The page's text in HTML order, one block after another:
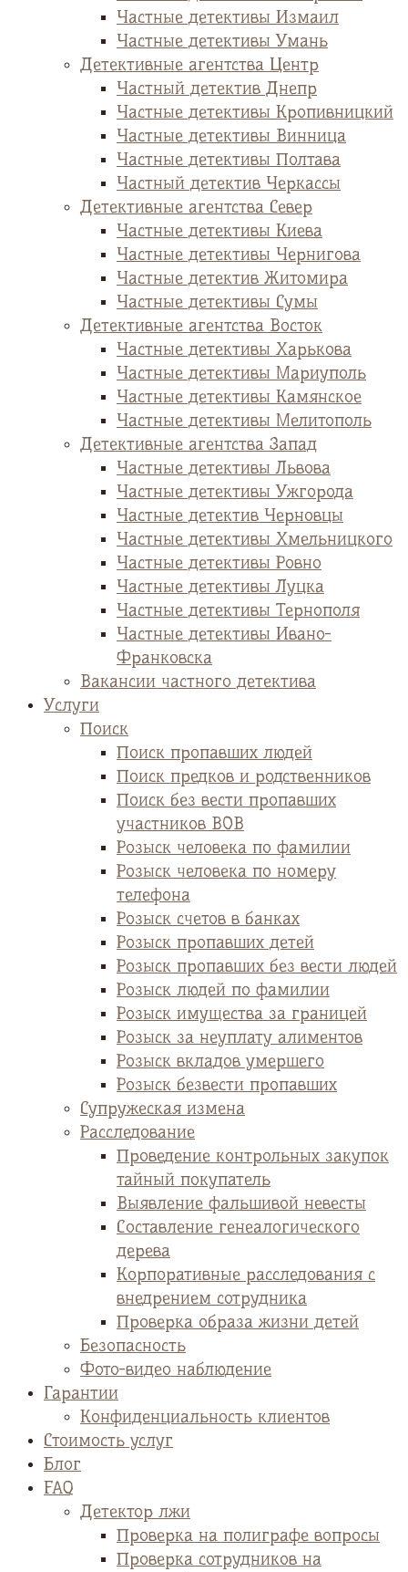
Частные детективы Измаил
Частные детективы Умань
Детективные агентства Центр
Частный детектив Днепр
Частные детективы Кропивницкий
Частные детективы Винница
Частные детективы Полтава
Частный детектив Черкассы
Детективные агентства Север
Частные детективы Киева
Частные детективы Чернигова
Частные детектив Житомира
Частные детективы Сумы
Детективные агентства Восток
Частные детективы Харькова
Частные детективы Мариуполь
Частные детективы Камянское
Частные детективы Мелитополь
Детективные агентства Запад
Частные детективы Львова
Частные детективы Ужгорода
Частные детектив Черновцы
Частные детективы Хмельницкого
Частные детективы Ровно
Частные детективы Луцка
Частные детективы Тернополя
Частные детективы Ивано-
Франковска
Вакансии частного детектива
Услуги
Поиск
Поиск пропавших людей
Поиск предков и родственников
Поиск без вести пропавших
участников ВОВ
Розыск человека по фамилии
Розыск человека по номеру
телефона
Розыск счетов в банках
Розыск пропавших детей
Розыск пропавших без вести людей
Розыск людей по фамилии
Розыск имущества за границей
Розыск за неуплату алиментов
Розыск вкладов умершего
Розыск безвести пропавших
Супружеская измена
Расследование
Проведение контрольных закупок
тайный покупатель
Выявление фальшивой невесты
Cоставление генеалогического
дерева
Корпоративные расследования с
внедрением сотрудника
Проверка образа жизни детей
Безопасность
Фото-видео наблюдение
Гарантии
Конфиденциальность клиентов
Стоимость услуг
Блог
FAQ
Детектор лжи
Проверка на полиграфе вопросы
Проверка сотрудников на